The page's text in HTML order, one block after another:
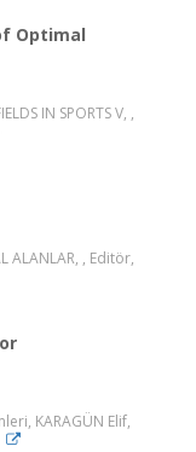
Optimal
IN SPORTS V, ,
ALANLAR, , Editör,
KARAGÜN Elif,